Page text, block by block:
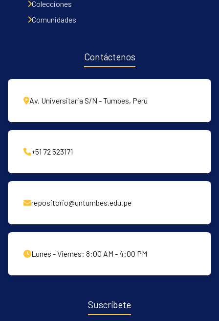
Colecciones
Comunidades
Contáctenos
Av. Universitaria S/N - Tumbes, Perú
+51 72 523171
repositorio@untumbes.edu.pe
Lunes - Viernes: 8:00 AM - 4:00 PM
Suscríbete